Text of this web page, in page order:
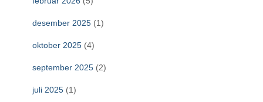
desember 2025 (1)
oktober 2025 (4)
september 2025 (2)
juli 2025 (1)